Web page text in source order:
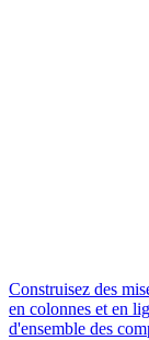
Construisez des
en colonnes et en
d'ensemble des